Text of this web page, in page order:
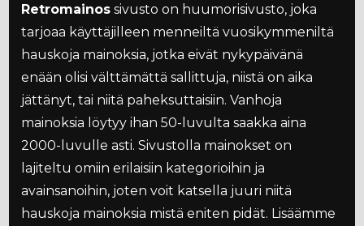
Retromainos sivusto on huumorisivusto, joka
tarjoaa käyttäjilleen menneiltä vuosikymmeniltä
hauskoja mainoksia, jotka eivät nykypäivänä
enään olisi välttämättä sallittuja, niistä on aika
jättänyt, tai niitä paheksuttaisiin. Vanhoja
mainoksia löytyy ihan 50-luvulta saakka aina
2000-luvulle asti. Sivustolla mainokset on
lajiteltu omiin erilaisiin kategorioihin ja
avainsanoihin, joten voit katsella juuri niitä
hauskoja mainoksia mistä eniten pidät. Lisäämme